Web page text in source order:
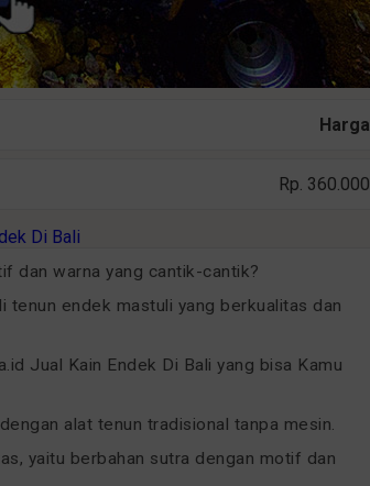
Harga
Rp. 360.000
dan warna yang cantik-cantik?
tenun endek mastuli yang berkualitas dan
Jual Kain Endek Di Bali yang bisa Kamu
alat tenun tradisional tanpa mesin.
yaitu berbahan sutra dengan motif dan